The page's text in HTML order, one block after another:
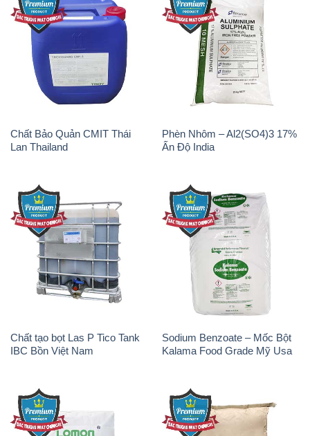
Chất Bảo Quản CMIT Thái
Lan Thailand
Phèn Nhôm – Al2(SO4)3 17%
Ấn Độ India
Chất tạo bọt Las P Tico Tank
IBC Bồn Việt Nam
Sodium Benzoate – Mốc Bột
Kalama Food Grade Mỹ Usa